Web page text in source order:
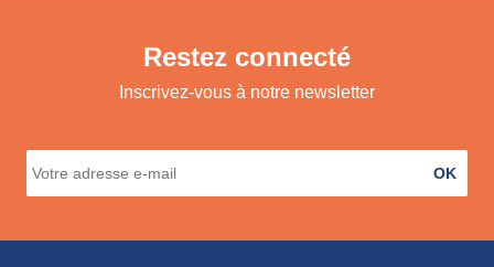
Restez connecté
Inscrivez-vous à notre newsletter
OK